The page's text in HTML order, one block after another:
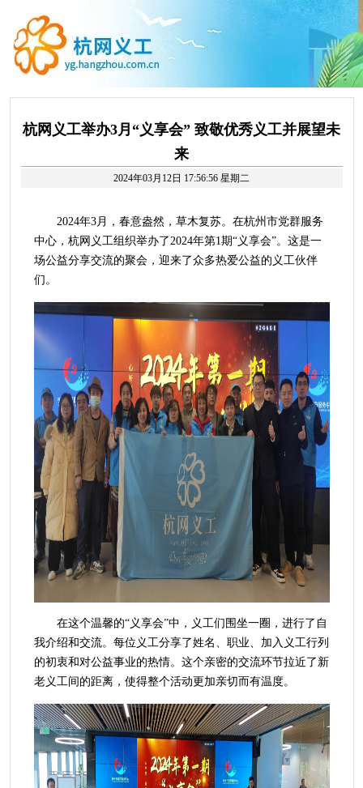
杭网义工举办3月“义享会” 致敬优秀义工并展望未
来
2024年03月12日 17:56:56 星期二
2024年3月，春意盎然，草木复苏。在杭州市党群服务
中心，杭网义工组织举办了2024年第1期“义享会”。这是一
场公益分享交流的聚会，迎来了众多热爱公益的义工伙伴
们。
在这个温馨的“义享会”中，义工们围坐一圈，进行了自
我介绍和交流。每位义工分享了姓名、职业、加入义工行列
的初衷和对公益事业的热情。这个亲密的交流环节拉近了新
老义工间的距离，使得整个活动更加亲切而有温度。